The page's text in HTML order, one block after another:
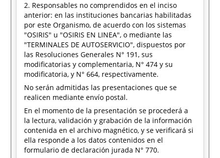
2. Responsables no comprendidos en el inciso
anterior: en las instituciones bancarias habilitadas
por este Organismo, de acuerdo con los sistemas
"OSIRIS" u "OSIRIS EN LINEA", o mediante las
"TERMINALES DE AUTOSERVICIO", dispuestos por
las Resoluciones Generales N° 191, sus
modificatorias y complementaria, N° 474 y su
modificatoria, y N° 664, respectivamente.
No serán admitidas las presentaciones que se
realicen mediante envío postal.
En el momento de la presentación se procederá a
la lectura, validación y grabación de la información
contenida en el archivo magnético, y se verificará si
ella responde a los datos contenidos en el
formulario de declaración jurada N° 770.